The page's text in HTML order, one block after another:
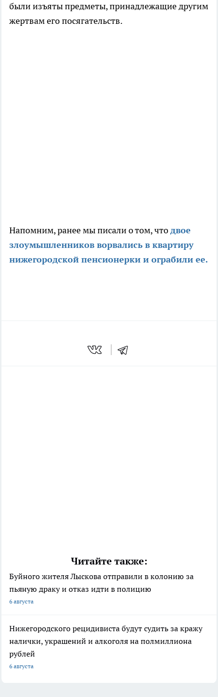
были изъяты предметы, принадлежащие другим
жертвам его посягательств.
Напомним, ранее мы писали о том, чтодвое
злоумышленников ворвались в квартиру
нижегородской пенсионерки и ограбили ее.
Читайте также:
Буйного жителя Лыскова отправили в колонию за
пьяную драку и отказ идти в полицию
6 августа
Нижегородского рецидивиста будут судить за кражу
налички, украшений и алкоголя на полмиллиона
рублей
6 августа